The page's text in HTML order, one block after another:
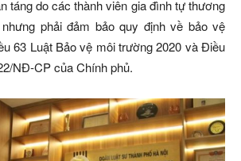
táng do các thành viên gia đình tự thương
phải đảm bảo quy định về bảo vệ
63 Luật Bảo vệ môi trường 2020 và Điều
NĐ-CP của Chính phủ.